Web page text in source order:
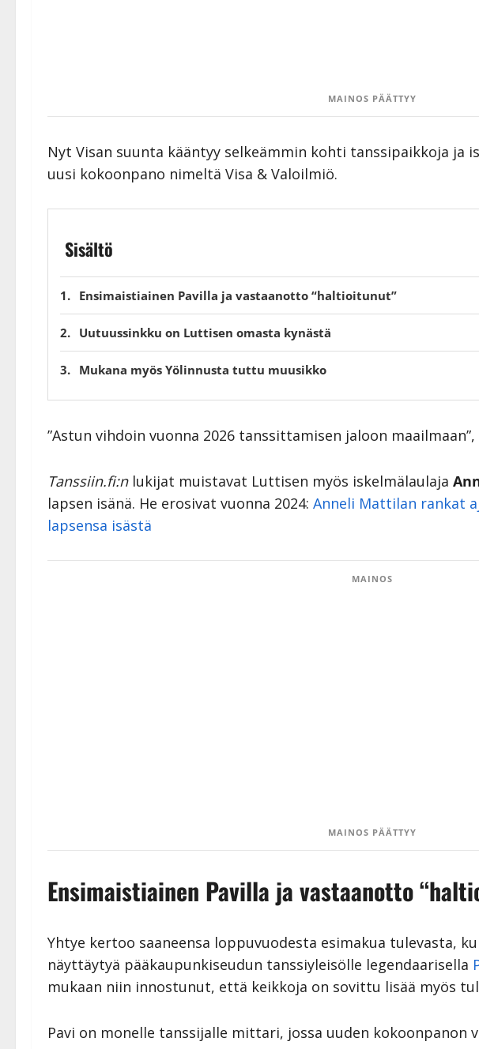
MAINOS PÄÄTTYY
Nyt Visan suunta kääntyy selkeämmin kohti tanssipaikkoja ja
uusi kokoonpano nimeltä Visa & Valoilmiö.
Sisältö
Ensimaistiainen Pavilla ja vastaanotto “haltioitunut”
Uutuussinkku on Luttisen omasta kynästä
Mukana myös Yölinnusta tuttu muusikko
”Astun vihdoin vuonna 2026 tanssittamisen jaloon
Tanssiin.fi:nlukijat muistavat Luttisen myös iskelmälaulaja
lapsen isänä. He erosivat vuonna 2024: Anneli Mattilan rankat
lapsensa isästä
MAINOS
MAINOS PÄÄTTYY
Ensimaistiainen Pavilla ja vastaanotto
Yhtye kertoo saaneensa loppuvuodesta esimakua tulevasta,
näyttäytyä pääkaupunkiseudun tanssiyleisölle legendaarisella
mukaan niin innostunut, että keikkoja on sovittu lisää myös
Pavi on monelle tanssijalle mittari, jossa uuden kokoonpanon